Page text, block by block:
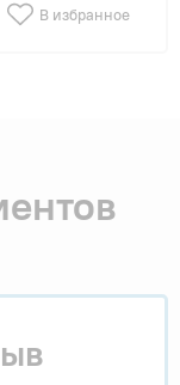
В избранное